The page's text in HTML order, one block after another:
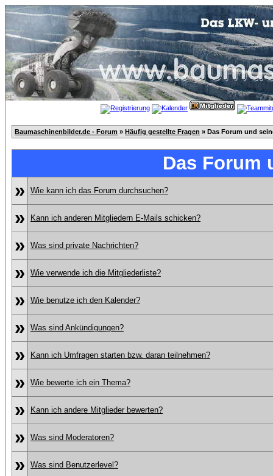
Baumaschinenbilder.de - Forum » Häufig gestellte Fragen » Das Forum und
Das Forum
»
Wie kann ich das Forum durchsuchen?
» Kann ich anderen Mitgliedern E-Mails schicken?
» Was sind private Nachrichten?
» Wie verwende ich die Mitgliederliste?
» Wie benutze ich den Kalender?
» Was sind Ankündigungen?
» Kann ich Umfragen starten bzw. daran teilnehmen?
» Wie bewerte ich ein Thema?
» Kann ich andere Mitglieder bewerten?
» Was sind Moderatoren?
» Was sind Benutzerlevel?